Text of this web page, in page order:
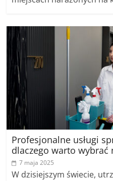
Profesjonalne usługi
dlaczego warto wybrać
7 maja 2025
W dzisiejszym świecie,